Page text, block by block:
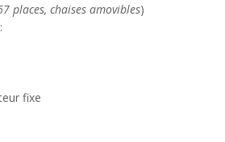
places, chaises amovibles)
fixe